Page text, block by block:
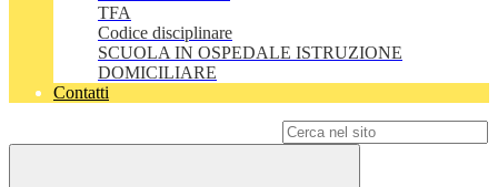
TFA
Codice disciplinare
SCUOLA IN OSPEDALE ISTRUZIONE
DOMICILIARE
Contatti